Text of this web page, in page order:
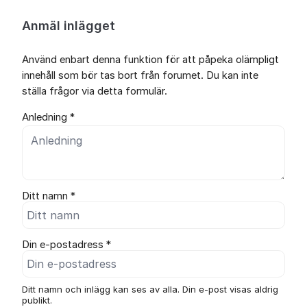
Anmäl inlägget
Använd enbart denna funktion för att påpeka olämpligt
innehåll som bör tas bort från forumet. Du kan inte
ställa frågor via detta formulär.
Anledning *
Ditt namn *
Din e-postadress *
Ditt namn och inlägg kan ses av alla. Din e-post visas aldrig
publikt.